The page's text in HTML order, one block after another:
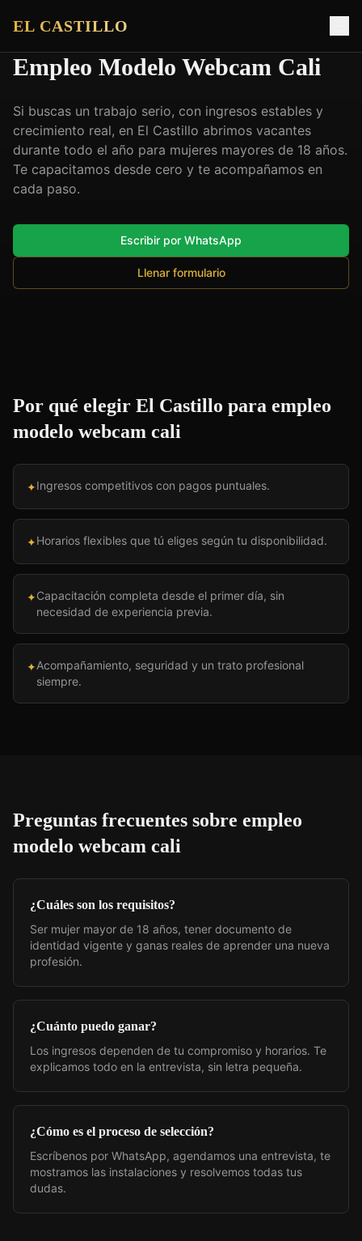
EL CASTILLO
Empleo Modelo Webcam Cali
Si buscas un trabajo serio, con ingresos estables y
crecimiento real, en El Castillo abrimos vacantes
durante todo el año para mujeres mayores de 18 años.
Te capacitamos desde cero y te acompañamos en
cada paso.
Escribir por WhatsApp
Llenar formulario
Por qué elegir El Castillo para empleo
modelo webcam cali
✦Ingresos competitivos con pagos puntuales.
✦Horarios flexibles que tú eliges según tu disponibilidad.
✦Capacitación completa desde el primer día, sin
necesidad de experiencia previa.
✦Acompañamiento, seguridad y un trato profesional
siempre.
Preguntas frecuentes sobre empleo
modelo webcam cali
¿Cuáles son los requisitos?
Ser mujer mayor de 18 años, tener documento de
identidad vigente y ganas reales de aprender una nueva
profesión.
¿Cuánto puedo ganar?
Los ingresos dependen de tu compromiso y horarios. Te
explicamos todo en la entrevista, sin letra pequeña.
¿Cómo es el proceso de selección?
Escríbenos por WhatsApp, agendamos una entrevista, te
mostramos las instalaciones y resolvemos todas tus
dudas.